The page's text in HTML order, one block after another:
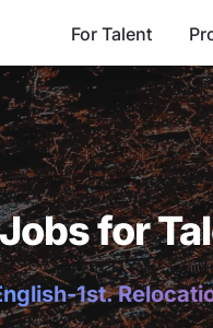
For Talent
Jobs for
1st.